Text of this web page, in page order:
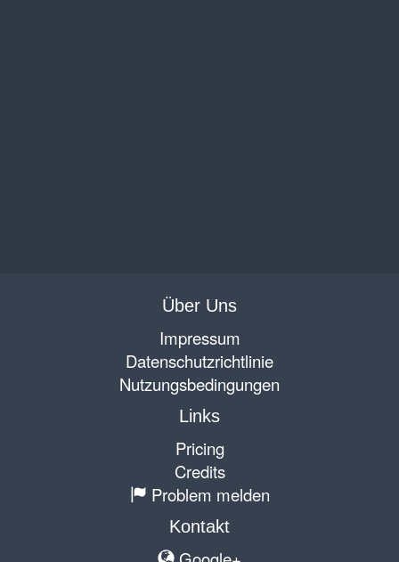
Über Uns
Impressum
Datenschutzrichtlinie
Nutzungsbedingungen
Links
Pricing
Credits
Problem melden
Kontakt